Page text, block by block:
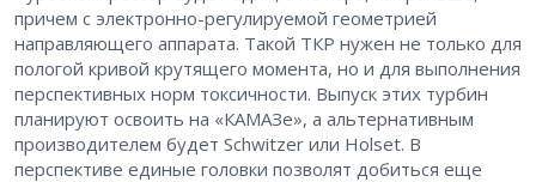
причем с электронно-регулируемой геометрией
направляющего аппарата. Такой ТКР нужен не только для
пологой кривой крутящего момента, но и для выполнения
перспективных норм токсичности. Выпуск этих турбин
планируют освоить на «КАМАЗе», а альтернативным
производителем будет Schwitzer или Holset. В
перспективе единые головки позволят добиться еще